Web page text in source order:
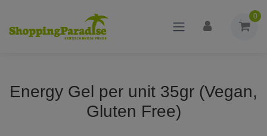
0
Energy Gel per unit 35gr (Vegan,
Gluten Free)